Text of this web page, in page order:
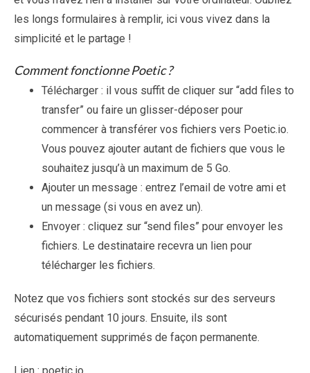
les longs formulaires à remplir, ici vous vivez dans la
simplicité et le partage !
Comment fonctionne Poetic ?
Télécharger : il vous suffit de cliquer sur “add files to
transfer” ou faire un glisser-déposer pour
commencer à transférer vos fichiers vers Poetic.io.
Vous pouvez ajouter autant de fichiers que vous le
souhaitez jusqu’à un maximum de 5 Go.
Ajouter un message : entrez l’email de votre ami et
un message (si vous en avez un).
Envoyer : cliquez sur “send files” pour envoyer les
fichiers. Le destinataire recevra un lien pour
télécharger les fichiers.
Notez que vos fichiers sont stockés sur des serveurs
sécurisés pendant 10 jours. Ensuite, ils sont
automatiquement supprimés de façon permanente.